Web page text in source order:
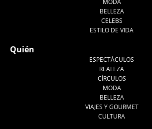
BELLEZA
CELEBS
ESTILO DE VIDA
Quién
ESPECTÁCULOS
REALEZA
CÍRCULOS
MODA
BELLEZA
VIAJES Y GOURMET
CULTURA